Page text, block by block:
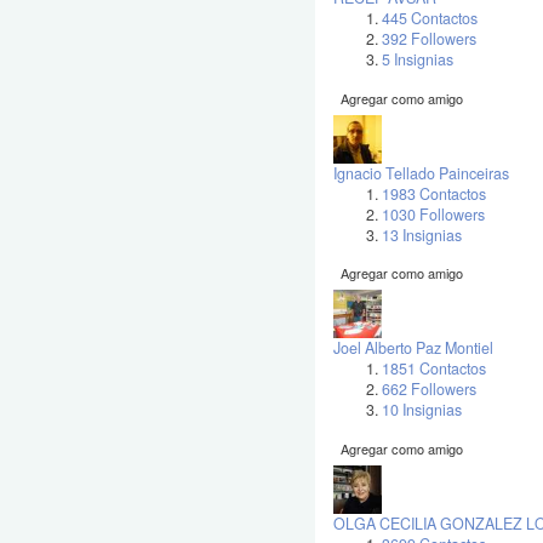
445 Contactos
392 Followers
5 Insignias
Agregar como amigo
Ignacio Tellado Painceiras
1983 Contactos
1030 Followers
13 Insignias
Agregar como amigo
Joel Alberto Paz Montiel
1851 Contactos
662 Followers
10 Insignias
Agregar como amigo
OLGA CECILIA GONZALEZ